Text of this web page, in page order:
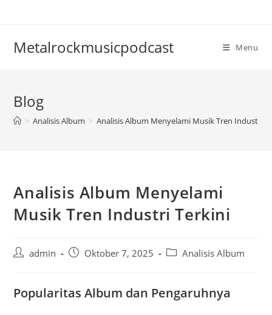
Metalrockmusicpodcast Menu
Blog
> Analisis Album > Analisis Album Menyelami Musik Tren Industri
Analisis Album Menyelami
Musik Tren Industri Terkini
Postadmin
PostOktober 7, 2025
PostAnalisis Album
Popularitas Album dan Pengaruhnya